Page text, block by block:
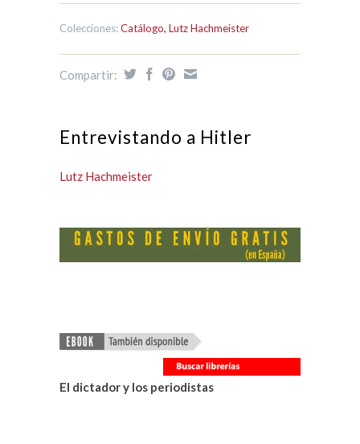
Colecciones:Catálogo, Lutz Hachmeister
Compartir:
Entrevistando a Hitler
Lutz Hachmeister
El dictador y los periodistas